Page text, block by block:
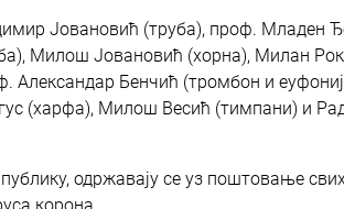
Јовановић (труба), проф. Младен
Милош Јовановић (хорна), Милан
Александар Бенчић (тромбон и
(харфа), Милош Весић (тимпани) и
одржавају се уз поштовање